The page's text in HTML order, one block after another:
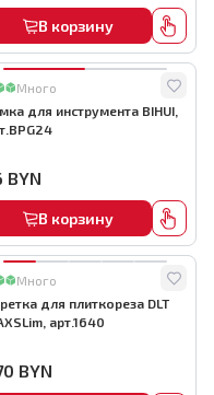
В корзину
Много
для инструмента BIHUI,
BYN
В корзину
Много
для плиткореза DLT
арт.1640
BYN